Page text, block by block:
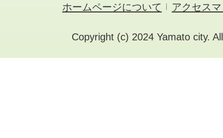
ホームページについて アクセス
Copyright (c) 2024 Yamato city.